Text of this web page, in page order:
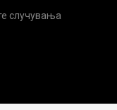
случувања